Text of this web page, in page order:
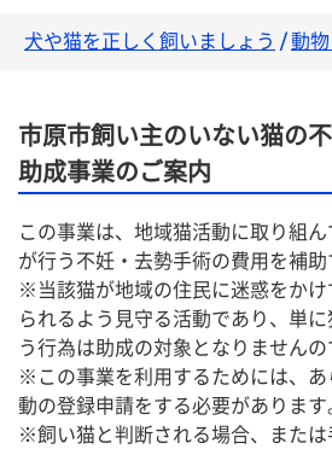
犬や猫を正しく飼いましょう /動
市原市飼い主のいない猫の
助成事業のご案内
この事業は、地域猫活動に取り組
が行う不妊・去勢手術の費用を補助
※当該猫が地域の住民に迷惑をか
られるよう見守る活動であり、単
う行為は助成の対象となりませんの
※この事業を利用するためには、
動の登録申請をする必要があります
※飼い猫と判断される場合、または